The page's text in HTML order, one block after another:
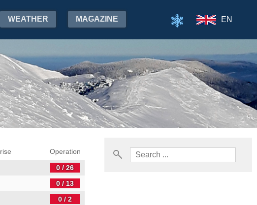
WEATHER MAGAZINE EN
Operation
0 / 26
0 / 13
0 / 2